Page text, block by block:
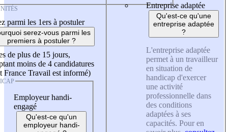
parmi les 1ers à postuler
serez-vous parmi les
premiers à postuler ?
de plus de 15 jours,
moins de 4 candidatures
France Travail est informé)
Employeur handi-
engagé
Qu'est-ce qu'un
employeur handi-
Entreprise adaptée
Qu'est-ce qu'une
entreprise adaptée
?
L'entreprise adaptée
permet à un travailleur
en situation de
handicap d'exercer
une activité
professionnelle dans
des conditions
adaptées à ses
capacités. Pour en